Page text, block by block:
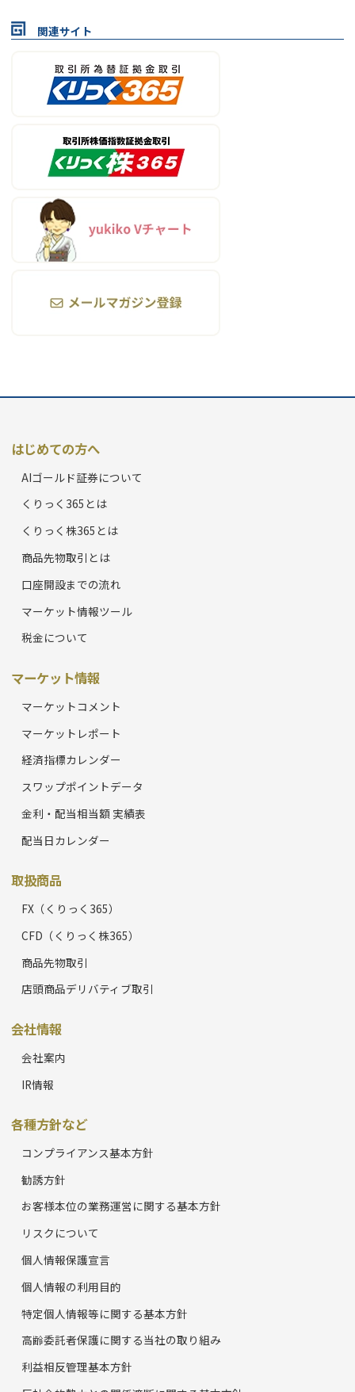
関連サイト
はじめての方へ
AIゴールド証券について
くりっく365とは
くりっく株365とは
商品先物取引とは
口座開設までの流れ
マーケット情報ツール
税金について
マーケット情報
マーケットコメント
マーケットレポート
経済指標カレンダー
スワップポイントデータ
金利・配当相当額 実績表
配当日カレンダー
取扱商品
FX（くりっく365）
CFD（くりっく株365）
商品先物取引
店頭商品デリバティブ取引
会社情報
会社案内
IR情報
各種方針など
コンプライアンス基本方針
勧誘方針
お客様本位の業務運営に関する基本方針
リスクについて
個人情報保護宣言
個人情報の利用目的
特定個人情報等に関する基本方針
高齢委託者保護に関する当社の取り組み
利益相反管理基本方針